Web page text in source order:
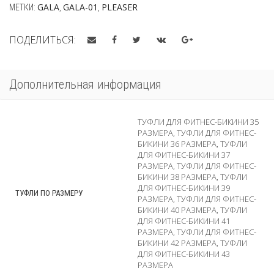
МЕТКИ: GALA GALA-01 PLEASER
ПОДЕЛИТЬСЯ:
Дополнительная информация
ТУФЛИ ПО РАЗМЕРУ
ТУФЛИ ДЛЯ ФИТНЕС-БИКИНИ 35
РАЗМЕРА, ТУФЛИ ДЛЯ ФИТНЕС-
БИКИНИ 36 РАЗМЕРА, ТУФЛИ
ДЛЯ ФИТНЕС-БИКИНИ 37
РАЗМЕРА, ТУФЛИ ДЛЯ ФИТНЕС-
БИКИНИ 38 РАЗМЕРА, ТУФЛИ
ДЛЯ ФИТНЕС-БИКИНИ 39
РАЗМЕРА, ТУФЛИ ДЛЯ ФИТНЕС-
БИКИНИ 40 РАЗМЕРА, ТУФЛИ
ДЛЯ ФИТНЕС-БИКИНИ 41
РАЗМЕРА, ТУФЛИ ДЛЯ ФИТНЕС-
БИКИНИ 42 РАЗМЕРА, ТУФЛИ
ДЛЯ ФИТНЕС-БИКИНИ 43
РАЗМЕРА